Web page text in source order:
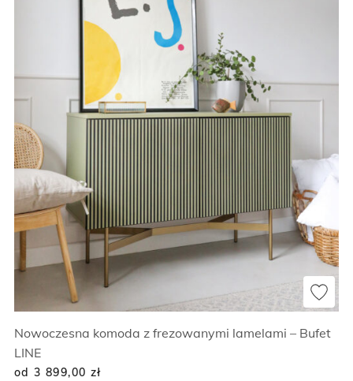
Nowoczesna komoda z frezowanymi lamelami – Bufet
LINE
od 3 899,00 zł